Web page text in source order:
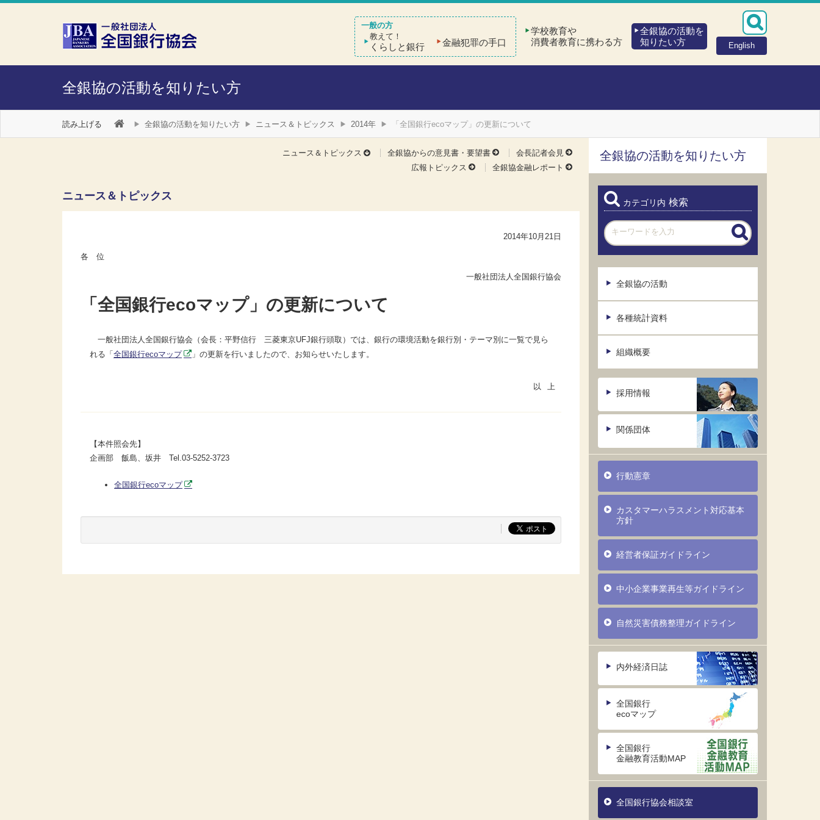
本文へスキップ
障がい者向け相談窓口
English
教えて！
くらしと銀行 金融犯罪の手口
学校教育や
消費者教育に携わる方
全銀協の活動を
知りたい方
全銀協の活動を知りたい方
読み上げる 全銀協の活動を知りたい方 ニュース＆トピックス 2014年 「全国銀行ecoマップ」の更新について
ニュース＆トピックス 全銀協からの意見書・要望書
会長記者会見
広報トピックス
全銀協金融レポート
ニュース＆トピックス
2014年10月21日
各 位
一般社団法人全国銀行協会
「全国銀行ecoマップ」の更新について
一般社団法人全国銀行協会（会長：平野信行 三菱東京UFJ銀行頭取）では、銀行の環境活動を銀行別・テーマ別に一覧で見ら
れる「 全国銀行ecoマップ 」の更新を行いましたので、お知らせいたします。
【本件照会先】
企画部 飯島、坂井 Tel.03-5252-3723
全国銀行ecoマップ
全銀協の活動を知りたい方
カテゴリ内 検索
全銀協の活動
各種統計資料
組織概要
採用情報
関係団体
行動憲章
カスタマーハラスメント対応基本
方針
経営者保証ガイドライン
中小企業事業再生等ガイドライン
自然災害債務整理ガイドライン
内外経済日誌
全国銀行
ecoマップ
全国銀行
金融教育活動MAP
全国銀行協会相談室